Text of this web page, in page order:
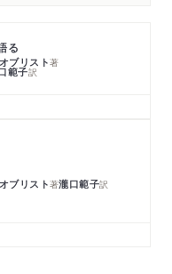
る
ブリスト著
範子訳
ブリスト著瀧口範子訳